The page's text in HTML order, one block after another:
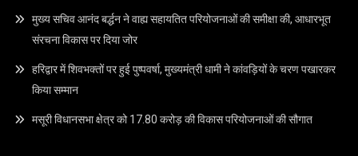
मुख्य सचिव आनंद बर्द्धन ने वाह्य सहायतित परियोजनाओं की समीक्षा की, आधारभूत
संरचना विकास पर दिया जोर
हरिद्वार में शिवभक्तों पर हुई पुष्पवर्षा, मुख्यमंत्री धामी ने कांवड़ियों के चरण पखारकर
किया सम्मान
मसूरी विधानसभा क्षेत्र को 17.80 करोड़ की विकास परियोजनाओं की सौगात